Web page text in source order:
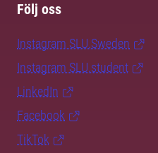
Följ oss
Instagram SLU.Sweden
Instagram SLU.student
LinkedIn
Facebook
TikTok